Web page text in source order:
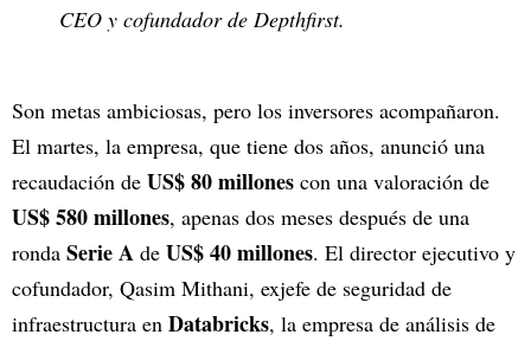
CEO y cofundador de Depthfirst.
Son metas ambiciosas, pero los inversores acompañaron.
El martes, la empresa, que tiene dos años, anunció una
recaudación de US$ 80 millones con una valoración de
US$ 580 millones, apenas dos meses después de una
ronda Serie A de US$ 40 millones. El director ejecutivo y
cofundador, Qasim Mithani, exjefe de seguridad de
infraestructura en Databricks, la empresa de análisis de